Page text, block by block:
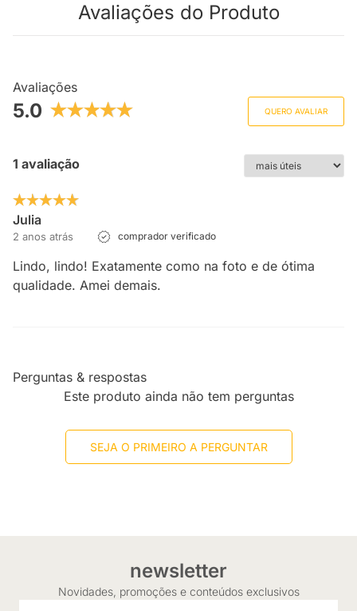
Avaliações do Produto
Avaliações
5.0 QUERO AVALIAR
1 avaliação
Julia
2 anos atrás comprador verificado
Lindo, lindo! Exatamente como na foto e de ótima
qualidade. Amei demais.
Perguntas & respostas
Este produto ainda não tem perguntas
SEJA O PRIMEIRO A PERGUNTAR
newsletter
Novidades, promoções e conteúdos exclusivos